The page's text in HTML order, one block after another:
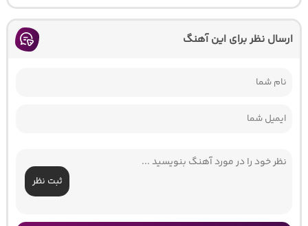
ارسال نظر برای این آهنگ
ثبت نظر